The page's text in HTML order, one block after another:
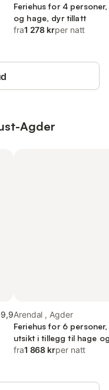
Feriehus for 4
og hage, dyr tillatt
fra1 278 krper natt
Agder
9,9Arendal , Agder
Feriehus for 6
utsikt i tillegg til hage
fra1 868 krper natt